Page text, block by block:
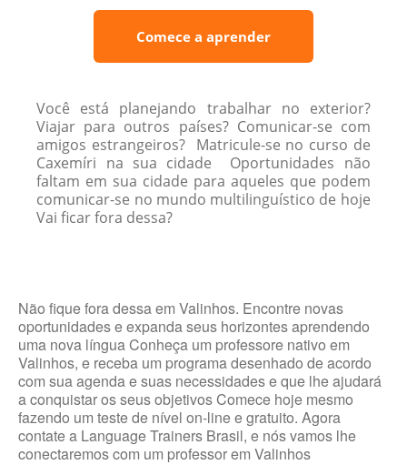
Comece a aprender
Você está planejando trabalhar no exterior?
Viajar para outros países? Comunicar-se com
amigos estrangeiros? Matricule-se no curso de
Caxemíri na sua cidade Oportunidades não
faltam em sua cidade para aqueles que podem
comunicar-se no mundo multilinguístico de hoje
Vai ficar fora dessa?
Não fique fora dessa em Valinhos. Encontre novas
oportunidades e expanda seus horizontes aprendendo
uma nova língua Conheça um professore nativo em
Valinhos, e receba um programa desenhado de acordo
com sua agenda e suas necessidades e que lhe ajudará
a conquistar os seus objetivos Comece hoje mesmo
fazendo um teste de nível on-line e gratuito. Agora
contate a Language Trainers Brasil, e nós vamos lhe
conectaremos com um professor em Valinhos